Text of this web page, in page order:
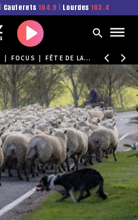
Cauterets 104.9 Lourdes 103.4
Play
FOCUS FÊTE DE LA TRANSHUMANCE ET "BIENVENUE EN ESTIVE"